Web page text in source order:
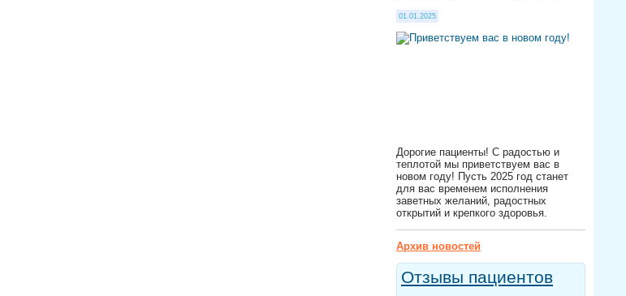
01.01.2025
Дорогие пациенты! С радостью и
теплотой мы приветствуем вас в
новом году! Пусть 2025 год станет
для вас временем исполнения
заветных желаний, радостных
открытий и крепкого здоровья.
Архив новостей
Отзывы пациентов